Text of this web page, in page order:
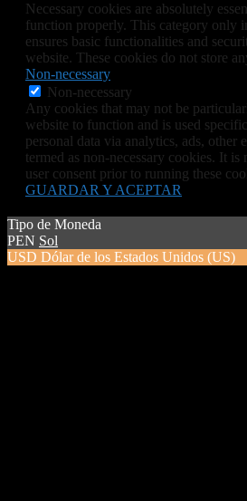
Necessary cookies are absolutely
function properly. This category only
ensures basic functionalities and
website. These cookies do not store
Non-necessary
Non-necessary
Any cookies that may not be
website to function and is used
personal data via analytics, ads, other
termed as non-necessary cookies. It is
user consent prior to running these
GUARDAR Y ACEPTAR
Tipo de Moneda
PEN Sol
USD Dólar de los Estados Unidos (US)